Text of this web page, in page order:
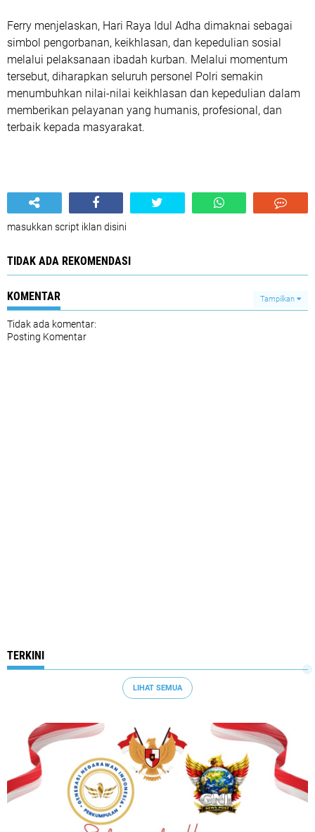
Ferry menjelaskan, Hari Raya Idul Adha dimaknai sebagai
simbol pengorbanan, keikhlasan, dan kepedulian sosial
melalui pelaksanaan ibadah kurban. Melalui momentum
tersebut, diharapkan seluruh personel Polri semakin
menumbuhkan nilai-nilai keikhlasan dan kepedulian dalam
memberikan pelayanan yang humanis, profesional, dan
terbaik kepada masyarakat.
masukkan script iklan disini
TIDAK ADA REKOMENDASI
KOMENTAR Tampilkan
Tidak ada komentar:
Posting Komentar
TERKINI
LIHAT SEMUA